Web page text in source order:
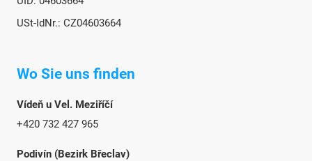
USt-IdNr.: CZ04603664
Wo Sie uns finden
Vídeň u Vel. Meziříčí
+420 732 427 965
Podivín (Bezirk Břeclav)